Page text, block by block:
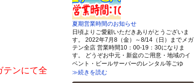
テンにて全
夏期営業時間のお知らせ
日頃よりご愛顧いただきありがとうございま
す。 2022年7月8（金）～8/14（日）までメガ
テン全店 営業時間10：00-19：30になりま
す。 どうぞお中元・新盆のご用意・地域のイ
ベント・ビールサーバーのレンタル等ごゆ
≫続きを読む